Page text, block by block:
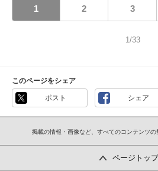
1 2 3
1/33
このページをシェア
ポスト シェア
掲載の情報・画像など、すべてのコンテンツの
ページトッ